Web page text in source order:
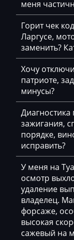
Chery
Chevrolet
Chrysler
Citroen
Claas
CMI
Comacchio
Cupra
Dacia
Daewoo
DAF
Daihatsu
Dammann
меня
Горит чек
Ларгусе,
заменить?
Хочу
патриоте,
минусы?
Диагностика
зажигания,
порядке,
исправить?
У меня на
осмотр
удаление
владелец.
форсаже,
высокая
сажевый на